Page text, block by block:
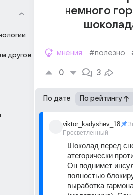
другое
немного
мнения #полезно
0 3
По дате По рейтингу
viktor_kadyshev_18
Просветленный
3г
Шоколад перед
атегорически
Он поднимет
полностью
выработка